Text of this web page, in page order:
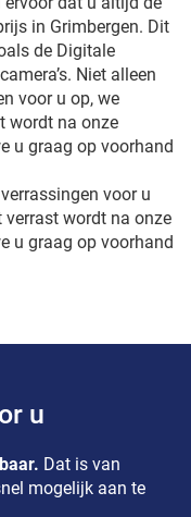
in Grimbergen. Dit
de Digitale
Niet alleen
voor u op, we
wordt na onze
u graag op voorhand
voor u
verrast wordt na onze
u graag op voorhand
u
Dat is van
mogelijk aan te